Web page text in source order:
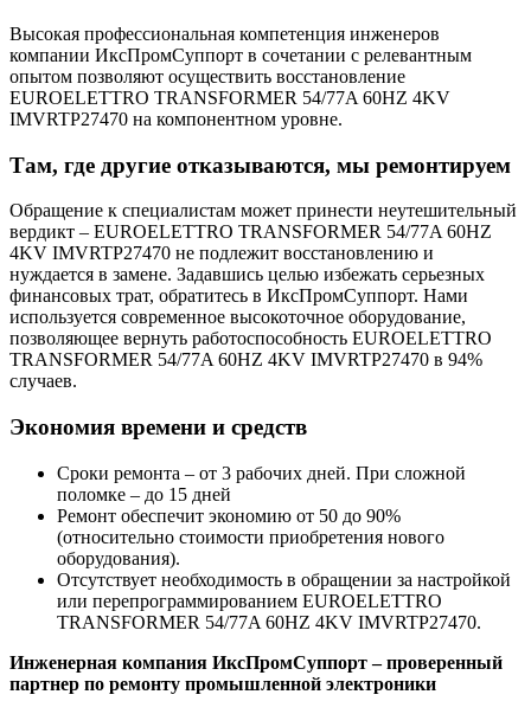
Высокая профессиональная компетенция инженеров
компании ИксПромСуппорт в сочетании с релевантным
опытом позволяют осуществить восстановление
EUROELETTRO TRANSFORMER 54/77A 60HZ 4KV
IMVRTP27470 на компонентном уровне.
Там, где другие отказываются, мы ремонтируем
Обращение к специалистам может принести неутешительный
вердикт – EUROELETTRO TRANSFORMER 54/77A 60HZ
4KV IMVRTP27470 не подлежит восстановлению и
нуждается в замене. Задавшись целью избежать серьезных
финансовых трат, обратитесь в ИксПромСуппорт. Нами
используется современное высокоточное оборудование,
позволяющее вернуть работоспособность EUROELETTRO
TRANSFORMER 54/77A 60HZ 4KV IMVRTP27470 в 94%
случаев.
Экономия времени и средств
Сроки ремонта – от 3 рабочих дней. При сложной
поломке – до 15 дней
Ремонт обеспечит экономию от 50 до 90%
(относительно стоимости приобретения нового
оборудования).
Отсутствует необходимость в обращении за настройкой
или перепрограммированием EUROELETTRO
TRANSFORMER 54/77A 60HZ 4KV IMVRTP27470.
Инженерная компания ИксПромСуппорт – проверенный
партнер по ремонту промышленной электроники